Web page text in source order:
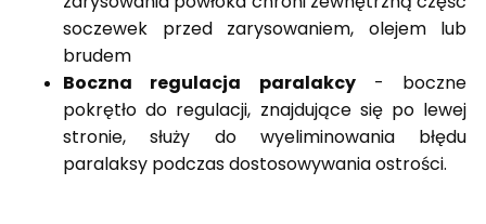
soczewek przed zarysowaniem, olejem lub
brudem
Boczna regulacja paralakcy- boczne
pokrętło do regulacji, znajdujące się po lewej
stronie, służy do wyeliminowania błędu
paralaksy podczas dostosowywania ostrości.